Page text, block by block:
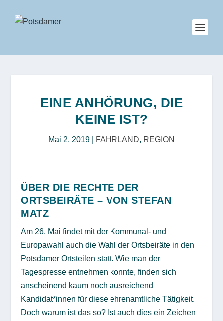
EINE ANHÖRUNG, DIE
KEINE IST?
Mai 2, 2019 FAHRLAND, REGION
ÜBER DIE RECHTE DER
ORTSBEIRÄTE – VON STEFAN
MATZ
Am 26. Mai findet mit der Kommunal- und
Europawahl auch die Wahl der Ortsbeiräte in den
Potsdamer Ortsteilen statt. Wie man der
Tagespresse entnehmen konnte, finden sich
anscheinend kaum noch ausreichend
Kandidat*innen für diese ehrenamtliche Tätigkeit.
Doch warum ist das so? Ist auch dies ein Zeichen